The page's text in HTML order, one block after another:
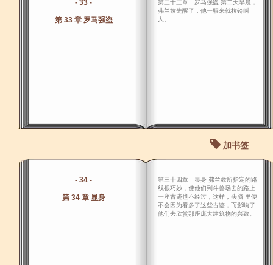
- 33 -
第 33 章 罗马强盗
第三十三章 罗马强盗 第二天早晨，
弗兰兹先醒了，他一醒来就拉铃叫
人。
加书签
- 34 -
第 34 章 显身
第三十四章 显身 弗兰兹所指定的路
线很巧妙，使他们到斗兽场去的路上
一座古迹也不经过，这样，头脑 里便
不会因为看多了这些古迹，而影响了
他们去欣赏那座庞大建筑物的兴致。